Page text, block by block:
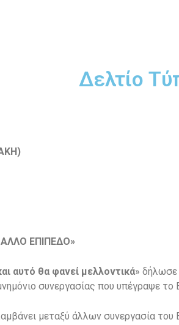
Δελτίο
ΕΠΙΠΕΔΟ»
αυτό θα φανεί μελλοντικά» δήλωσε
συνεργασίας που υπέγραψε
μεταξύ άλλων συνεργασία